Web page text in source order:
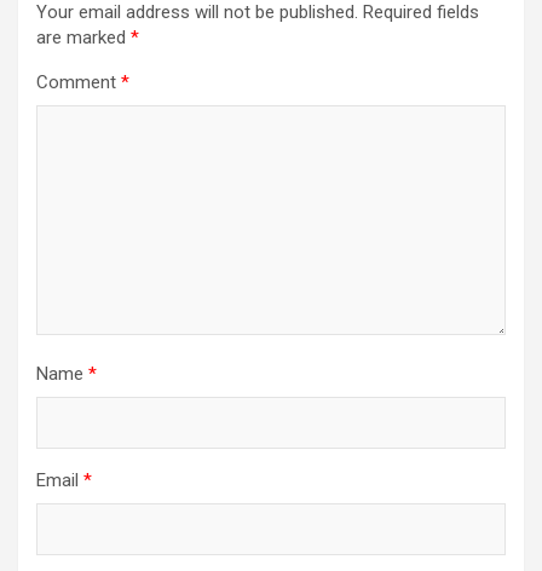
Your email address will not be published. Required fields
are marked *
Comment *
Name *
Email *